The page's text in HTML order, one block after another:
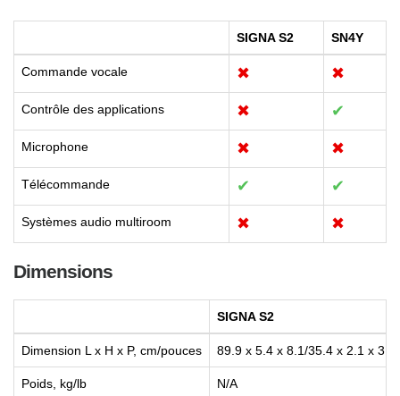
SIGNA S2 SN4Y
Commande vocale ✖ ✖
Contrôle des applications ✖ ✔
Microphone ✖ ✖
Télécommande ✔ ✔
Systèmes audio multiroom ✖ ✖
Dimensions
SIGNA S2
Dimension L x H x P, cm/pouces 89.9 x 5.4 x 8.1/35.4 x 2.1 x 3.2
Poids, kg/lb N/A